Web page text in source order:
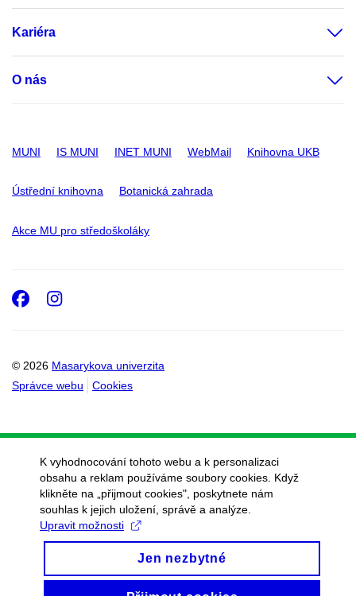
Kariéra
O nás
MUNI IS MUNI INET MUNI WebMail Knihovna UKB
Ústřední knihovna Botanická zahrada
Akce MU pro středoškoláky
© 2026 Masarykova univerzita
Správce webu
Cookies
Facebook
Instagram
K vyhodnocování tohoto webu a k personalizaci
obsahu a reklam používáme soubory cookies. Když
klikněte na „přijmout cookies", poskytnete nám
souhlas k jejich uložení, správě a analýze.
Upravit možnosti
Jen nezbytné